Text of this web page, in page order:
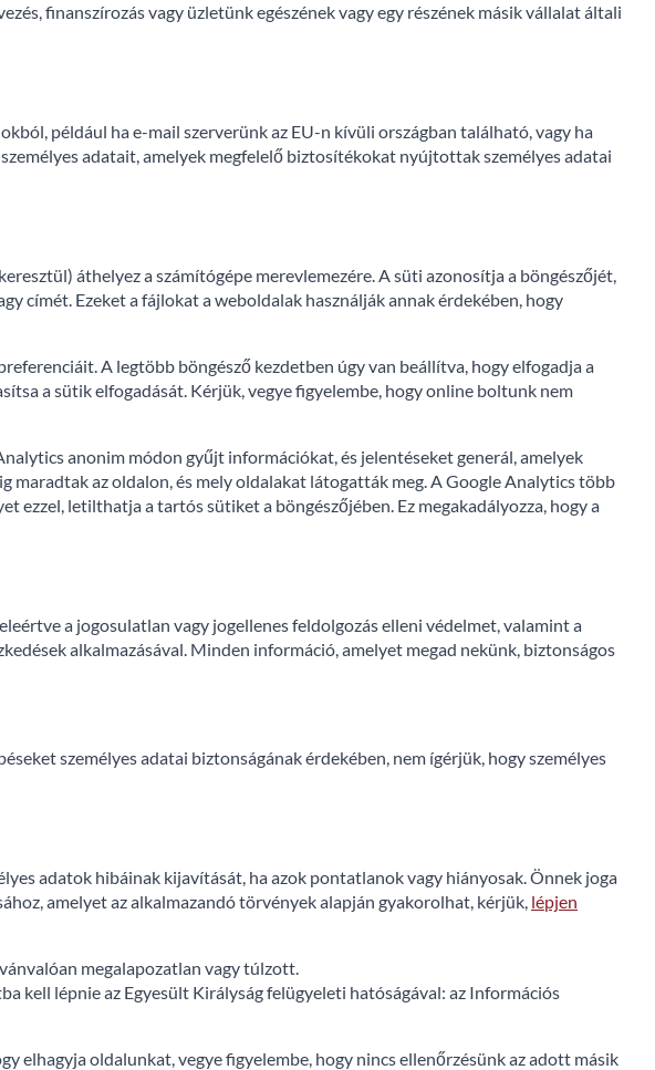
finanszírozás vagy üzletünk egészének vagy egy részének másik vállalat általi
például ha e-mail szerverünk az EU-n kívüli országban található, vagy ha
adatait, amelyek megfelelő biztosítékokat nyújtottak személyes adatai
áthelyez a számítógépe merevlemezére. A süti azonosítja a böngészőjét,
címét. Ezeket a fájlokat a weboldalak használják annak érdekében, hogy
A legtöbb böngésző kezdetben úgy van beállítva, hogy elfogadja a
a sütik elfogadását. Kérjük, vegye figyelembe, hogy online boltunk nem
anonim módon gyűjt információkat, és jelentéseket generál, amelyek
az oldalon, és mely oldalakat látogatták meg. A Google Analytics több
ezzel, letilthatja a tartós sütiket a böngészőjében. Ez megakadályozza, hogy a
a jogosulatlan vagy jogellenes feldolgozás elleni védelmet, valamint a
alkalmazásával. Minden információ, amelyet megad nekünk, biztonságos
személyes adatai biztonságának érdekében, nem ígérjük, hogy személyes
adatok hibáinak kijavítását, ha azok pontatlanok vagy hiányosak. Önnek joga
amelyet az alkalmazandó törvények alapján gyakorolhat, kérjük, lépjen
megalapozatlan vagy túlzott.
kell lépnie az Egyesült Királyság felügyeleti hatóságával: az Információs
oldalunkat, vegye figyelembe, hogy nincs ellenőrzésünk az adott másik